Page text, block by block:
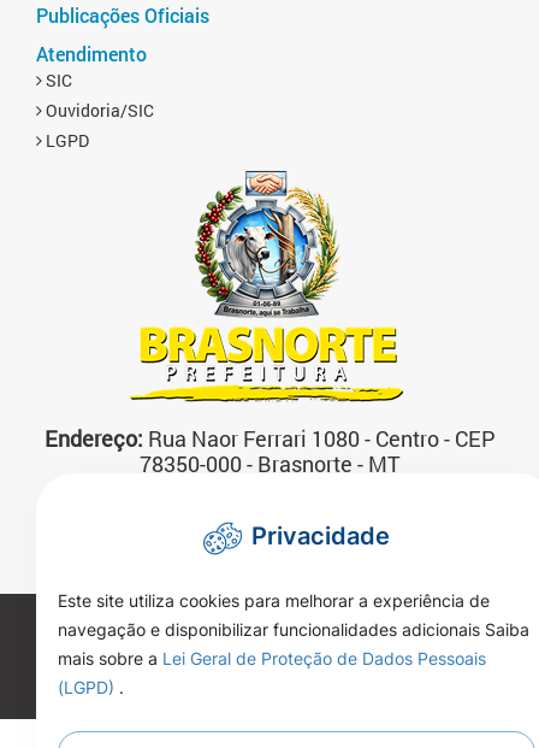
Publicações Oficiais
Atendimento
SIC
Ouvidoria/SIC
LGPD
Endereço: Rua Naor Ferrari 1080 - Centro - CEP
78350-000 - Brasnorte - MT
Sexta-feira
Telefone:
Copyright 2026. Todos os direitos reservados.
Privacidade
Este site utiliza cookies para melhorar a experiência de
navegação e disponibilizar funcionalidades adicionais Saiba
mais sobre a Lei Geral de Proteção de Dados Pessoais
(LGPD) .